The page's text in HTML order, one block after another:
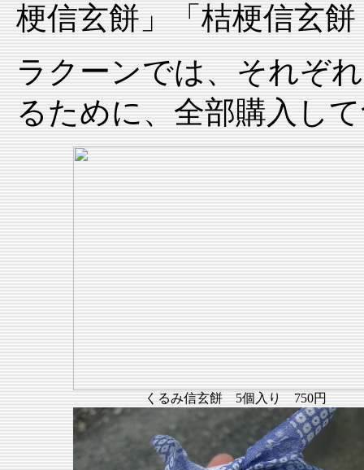
梗信玄餅」「桔梗信玄
ラクーンでは、それぞ
るために、全部購入し
くるみ信玄餅 5個入り 750円